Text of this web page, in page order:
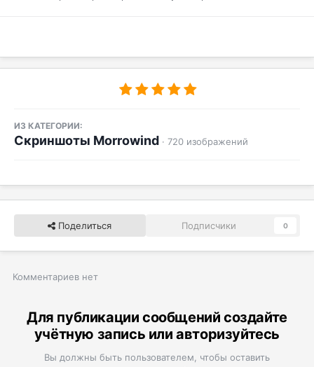
ИЗ КАТЕГОРИИ:
Скриншоты Morrowind · 720 изображений
Поделиться Подписчики 0
Комментариев нет
Для публикации сообщений создайте
учётную запись или авторизуйтесь
Вы должны быть пользователем, чтобы оставить